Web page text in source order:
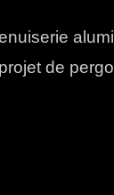
de